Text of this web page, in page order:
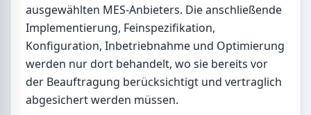
ausgewählten MES-Anbieters. Die anschließende
Implementierung, Feinspezifikation,
Konfiguration, Inbetriebnahme und Optimierung
werden nur dort behandelt, wo sie bereits vor
der Beauftragung berücksichtigt und vertraglich
abgesichert werden müssen.